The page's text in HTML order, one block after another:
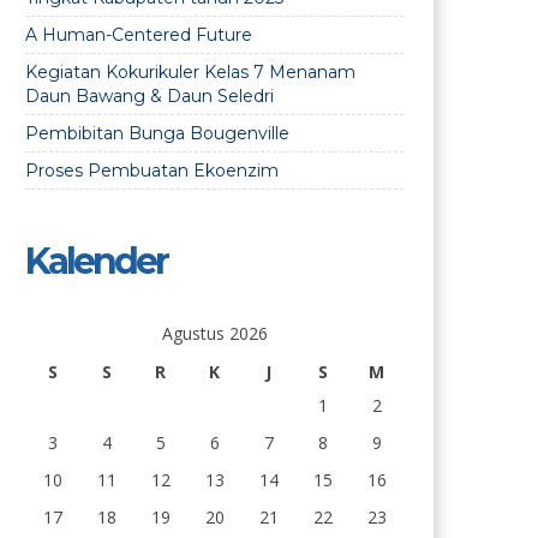
A Human-Centered Future
Kegiatan Kokurikuler Kelas 7 Menanam
Daun Bawang & Daun Seledri
Pembibitan Bunga Bougenville
Proses Pembuatan Ekoenzim
Kalender
Agustus 2026
S
S R K J S
M
1
2
3
4 5 6 7 8
9
10
11 12 13 14 15
16
17
18 19 20 21 22 23